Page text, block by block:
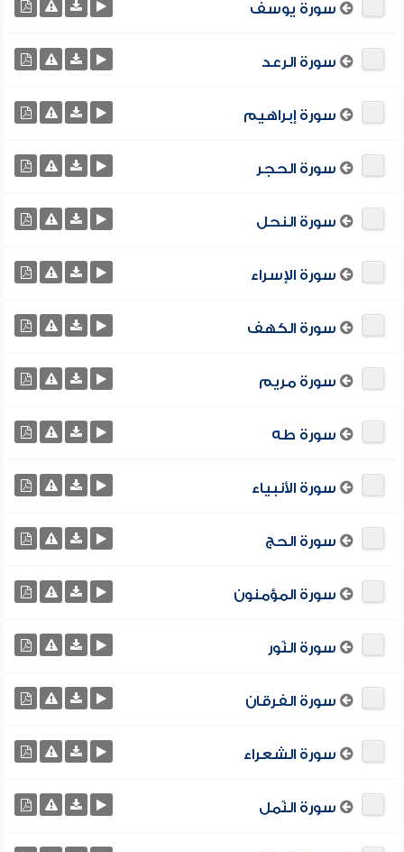
سورة يوسف
سورة الرعد
سورة إبراهيم
سورة الحجر
سورة النحل
سورة الإسراء
سورة الكهف
سورة مريم
سورة طه
سورة الأنبياء
سورة الحج
سورة المؤمنون
سورة النّور
سورة الفرقان
سورة الشعراء
سورة النّمل